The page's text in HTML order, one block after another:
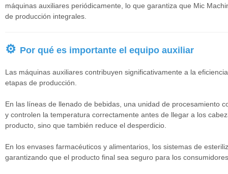
máquinas auxiliares periódicamente, lo que garantiza que Mic
de producción integrales.
⚙ Por qué es importante el equipo auxiliar
Las máquinas auxiliares contribuyen significativamente a la
etapas de producción.
En las líneas de llenado de bebidas, una unidad de procesamiento
y controlen la temperatura correctamente antes de llegar a los
producto, sino que también reduce el desperdicio.
En los envases farmacéuticos y alimentarios, los sistemas de
garantizando que el producto final sea seguro para los